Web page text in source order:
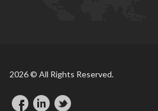
2026 © All Rights Reserved.